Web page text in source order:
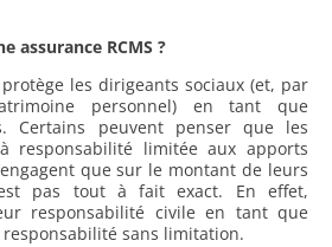
assurance RCMS ?
protège les dirigeants sociaux (et, par
personnel) en tant que
Certains peuvent penser que les
responsabilité limitée aux apports
que sur le montant de leurs
pas tout à fait exact. En effet,
responsabilité civile en tant que
sans limitation.